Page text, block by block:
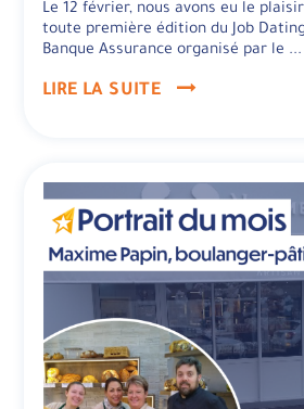
Le 12 février, nous avons eu le
toute première édition du Job
Banque Assurance organisé par le ...
LIRE LA SUITE